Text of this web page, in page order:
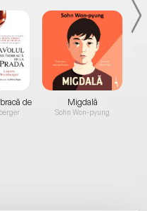
de
Migdală
Sohn Won-pyung